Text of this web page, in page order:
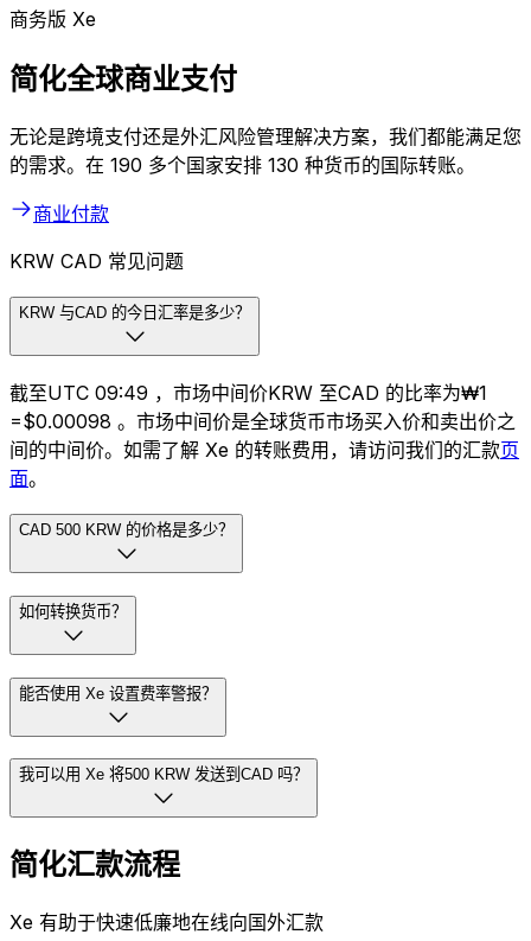
商务版 Xe
简化全球商业支付
无论是跨境支付还是外汇风险管理解决方案，我们都能满足您
的需求。在 190 多个国家安排 130 种货币的国际转账。
商业付款
KRW CAD 常见问题
KRW 与CAD 的今日汇率是多少？
截至UTC 09:49 ，市场中间价KRW 至CAD 的比率为₩1
=$0.00098 。市场中间价是全球货币市场买入价和卖出价之
间的中间价。如需了解 Xe 的转账费用，请访问我们的汇款页
面。
CAD 500 KRW 的价格是多少？
如何转换货币？
能否使用 Xe 设置费率警报？
我可以用 Xe 将500 KRW 发送到CAD 吗？
简化汇款流程
Xe 有助于快速低廉地在线向国外汇款